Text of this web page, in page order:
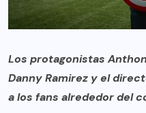
Los protagonistas
Danny Ramirez y el
a los fans alrededor del